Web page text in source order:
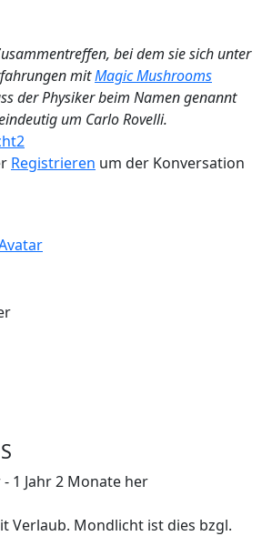
bei dem sie sich unter
mitMagic Mushrooms
der Physiker beim Namen genannt
um Carlo Rovelli.
Registrieren um der Konversation
- 1 Jahr 2 Monate her
Verlaub. Mondlicht ist dies bzgl.